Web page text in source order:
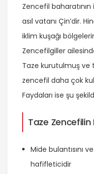
Zencefil
asıl vatanı Çin’dir.
iklim kuşağı
Zencefilgiller
Taze kurutulmuş ve
zencefil daha çok
Faydaları ise şu
Taze Zencefilin
Mide bulantısını
hafifleticidir